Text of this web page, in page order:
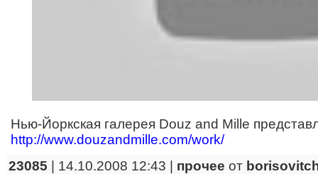
Нью-Йоркская галерея Douz and Mille
http://www.douzandmille.com/work/
23085 | 14.10.2008 12:43 | прочее от